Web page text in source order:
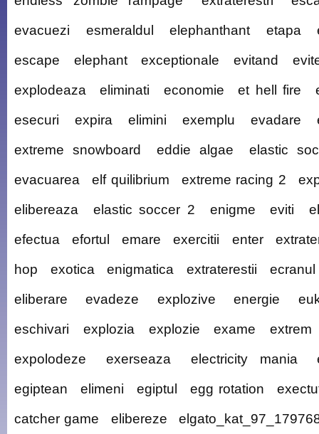
evacuezi
esmeraldul elephanthant etapa
escape
elephant exceptionale evitand
explodeaza
eliminati economie et hell fire
esecuri
expira elimini exemplu evadare
extreme snowboard
eddie algae
elastic
evacuarea
elf quilibrium extreme racing 2
elibereaza
elastic soccer 2 enigme eviti
efectua
efortul emare exercitii enter
hop
exotica enigmatica extraterestii
ecranul
eliberare
evadeze explozive energie
eschivari
explozia explozie exame
extrem
expolodeze
exerseaza electricity mania
egiptean
elimeni egiptul egg rotation
catcher game
elibereze